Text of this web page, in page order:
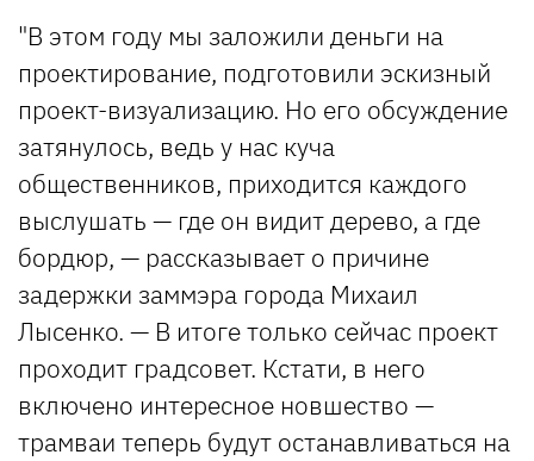
"В этом году мы заложили деньги на
проектирование, подготовили эскизный
проект-визуализацию. Но его обсуждение
затянулось, ведь у нас куча
общественников, приходится каждого
выслушать — где он видит дерево, а где
бордюр, — рассказывает о причине
задержки заммэра города Михаил
Лысенко. — В итоге только сейчас проект
проходит градсовет. Кстати, в него
включено интересное новшество —
трамваи теперь будут останавливаться на